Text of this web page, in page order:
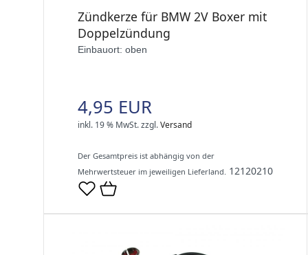
Zündkerze für BMW 2V Boxer mit
Doppelzündung
Einbauort: oben
4,95 EUR
inkl. 19 % MwSt.zzgl.Versand
Der Gesamtpreis ist abhängig von der
Mehrwertsteuer im jeweiligen Lieferland. 12120210